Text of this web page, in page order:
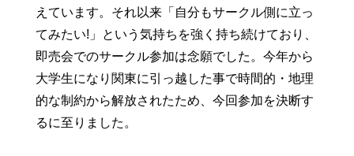
えています。それ以来「自分もサークル側に立っ
てみたい!」という気持ちを強く持ち続けており、
即売会でのサークル参加は念願でした。今年から
大学生になり関東に引っ越した事で時間的・地理
的な制約から解放されたため、今回参加を決断す
るに至りました。